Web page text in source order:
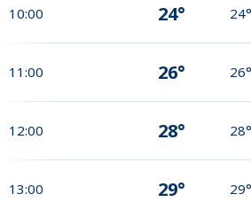
10:00 24° 24°
11:00 26° 26°
12:00 28° 28°
13:00 29° 29°